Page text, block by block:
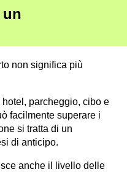
un
non significa più
parcheggio, cibo e
facilmente superare i
si tratta di un
di anticipo.
anche il livello delle